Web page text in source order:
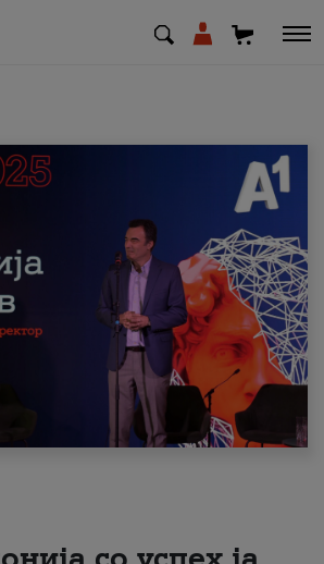
Деловни